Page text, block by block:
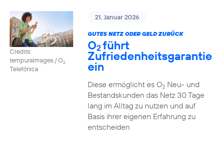
Credits:
tempuraImages / O2
Telefónica
21. Januar 2026
GUTES NETZ ODER GELD ZURÜCK
O2führt
Zufriedenheitsgarantie
ein
Diese ermöglicht es O2Neu- und
Bestandskunden das Netz 30 Tage
lang im Alltag zu nutzen und auf
Basis ihrer eigenen Erfahrung zu
entscheiden